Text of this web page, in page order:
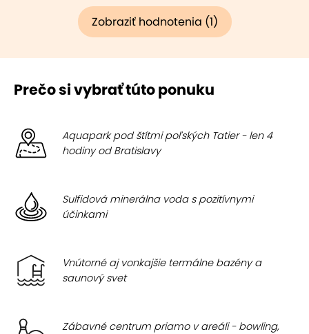
Zobraziť hodnotenia (1)
Prečo si vybrať túto ponuku
Aquapark pod štítmi poľských Tatier - len 4
hodiny od Bratislavy
Sulfidová minerálna voda s pozitívnymi
účinkami
Vnútorné aj vonkajšie termálne bazény a
saunový svet
Zábavné centrum priamo v areáli - bowling,